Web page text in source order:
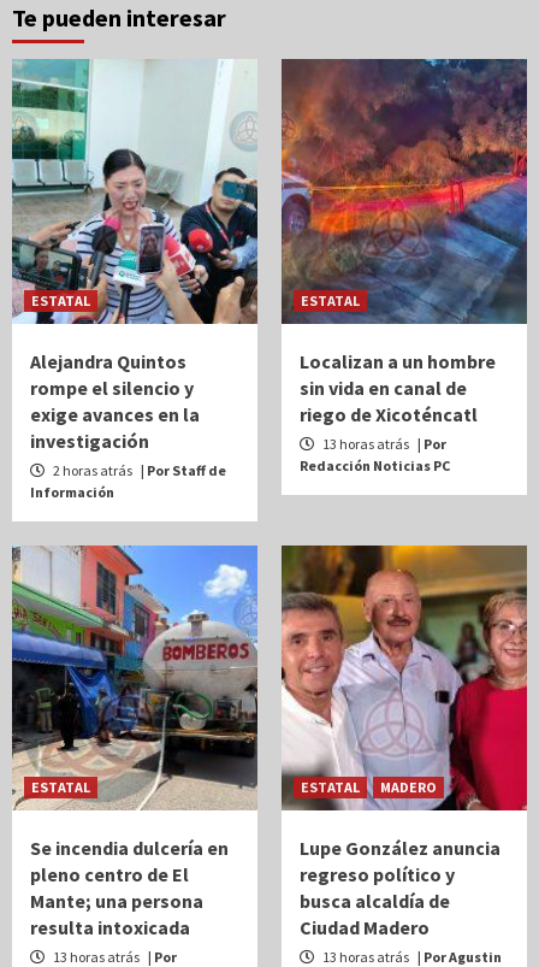
Te pueden interesar
ESTATAL
Alejandra Quintos
rompe el silencio y
exige avances en la
investigación
2 horas atrás | Por Staff de
Información
ESTATAL
Localizan a un hombre
sin vida en canal de
riego de Xicoténcatl
13 horas atrás | Por
Redacción Noticias PC
ESTATAL
Se incendia dulcería en
pleno centro de El
Mante; una persona
resulta intoxicada
13 horas atrás | Por
ESTATAL MADERO
Lupe González anuncia
regreso político y
busca alcaldía de
Ciudad Madero
13 horas atrás | Por Agustin